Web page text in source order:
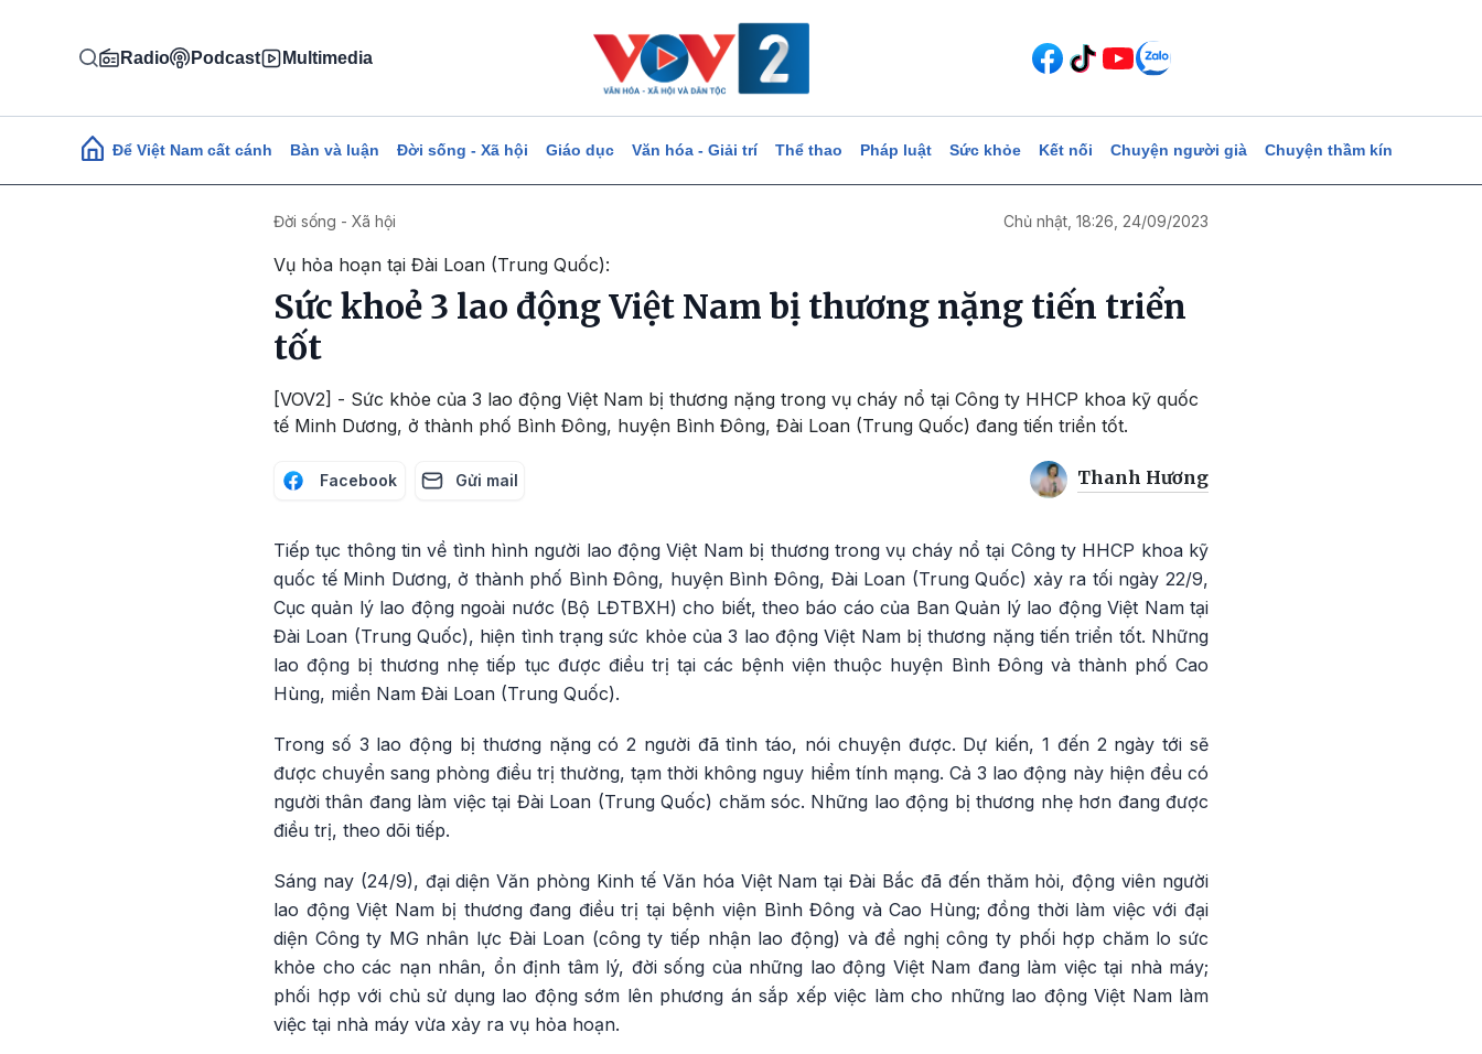
Radio Podcast Multimedia
Main navigation
Để Việt Nam cất cánh Bàn và luận Đời sống - Xã hội Giáo dục Văn hóa - Giải trí Thể thao Pháp luật Sức khỏe Kết nối Chuyện người già Chuyện thầm kín
Đời sống - Xã hội Chủ nhật, 18:26, 24/09/2023
Vụ hỏa hoạn tại Đài Loan (Trung Quốc):
Sức khoẻ 3 lao động Việt Nam bị thương nặng tiến triển
tốt
[VOV2] - Sức khỏe của 3 lao động Việt Nam bị thương nặng trong vụ cháy nổ tại Công ty HHCP khoa kỹ quốc
tế Minh Dương, ở thành phố Bình Đông, huyện Bình Đông, Đài Loan (Trung Quốc) đang tiến triển tốt.
Facebook Gửi mail Thanh Hương
Tiếp tục thông tin về tình hình người lao động Việt Nam bị thương trong vụ cháy nổ tại Công ty HHCP khoa kỹ
quốc tế Minh Dương, ở thành phố Bình Đông, huyện Bình Đông, Đài Loan (Trung Quốc) xảy ra tối ngày 22/9,
Cục quản lý lao động ngoài nước (Bộ LĐTBXH) cho biết, theo báo cáo của Ban Quản lý lao động Việt Nam tại
Đài Loan (Trung Quốc), hiện tình trạng sức khỏe của 3 lao động Việt Nam bị thương nặng tiến triển tốt. Những
lao động bị thương nhẹ tiếp tục được điều trị tại các bệnh viện thuộc huyện Bình Đông và thành phố Cao
Hùng, miền Nam Đài Loan (Trung Quốc).
Trong số 3 lao động bị thương nặng có 2 người đã tỉnh táo, nói chuyện được. Dự kiến, 1 đến 2 ngày tới sẽ
được chuyển sang phòng điều trị thường, tạm thời không nguy hiểm tính mạng. Cả 3 lao động này hiện đều có
người thân đang làm việc tại Đài Loan (Trung Quốc) chăm sóc. Những lao động bị thương nhẹ hơn đang được
điều trị, theo dõi tiếp.
Sáng nay (24/9), đại diện Văn phòng Kinh tế Văn hóa Việt Nam tại Đài Bắc đã đến thăm hỏi, động viên người
lao động Việt Nam bị thương đang điều trị tại bệnh viện Bình Đông và Cao Hùng; đồng thời làm việc với đại
diện Công ty MG nhân lực Đài Loan (công ty tiếp nhận lao động) và đề nghị công ty phối hợp chăm lo sức
khỏe cho các nạn nhân, ổn định tâm lý, đời sống của những lao động Việt Nam đang làm việc tại nhà máy;
phối hợp với chủ sử dụng lao động sớm lên phương án sắp xếp việc làm cho những lao động Việt Nam làm
việc tại nhà máy vừa xảy ra vụ hỏa hoạn.